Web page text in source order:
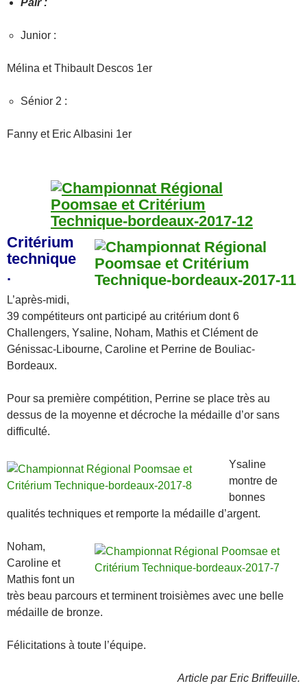
Junior :
Mélina et Thibault Descos 1er
Sénior 2 :
Fanny et Eric Albasini 1er
Critérium
technique
.
L’après-midi,
39 compétiteurs ont participé au critérium dont 6
Challengers, Ysaline, Noham, Mathis et Clément de
Génissac-Libourne, Caroline et Perrine de Bouliac-
Bordeaux.
Pour sa première compétition, Perrine se place très au
dessus de la moyenne et décroche la médaille d’or sans
difficulté.
Ysaline
montre de
bonnes
qualités techniques et remporte la médaille d’argent.
Noham,
Caroline et
Mathis font un
très beau parcours et terminent troisièmes avec une belle
médaille de bronze.
Félicitations à toute l’équipe.
Article par Eric Briffeuille.